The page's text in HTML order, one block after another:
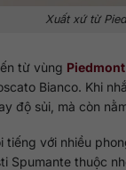
Xuất xứ từ
từ vùng Piedmont
Bianco. Khi
độ sủi, mà còn
tiếng với nhiều
Spumante thuộc